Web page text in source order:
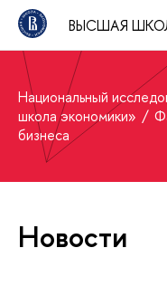
ВЫСШАЯ
Национальный
школа экономики»
бизнеса
Новости